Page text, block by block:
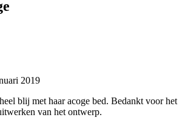
2019
blij met haar acoge bed. Bedankt voor het
van het ontwerp.